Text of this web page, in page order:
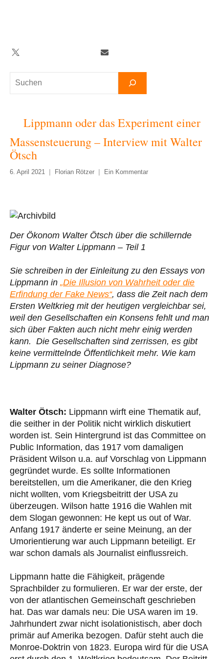
Suchen
Twitter TelegramNewsletter
Lippmann oder das Experiment einer
Massensteuerung – Interview mit Walter
Ötsch
6. April 2021 Florian Rötzer Ein Kommentar
Der Ökonom Walter Ötsch über die schillernde
Figur von Walter Lippmann – Teil 1
Sie schreiben in der Einleitung zu den Essays von
Lippmann in „Die Illusion von Wahrheit oder die
Erfindung der Fake News“, dass die Zeit nach dem
Ersten Weltkrieg mit der heutigen vergleichbar sei,
weil den Gesellschaften ein Konsens fehlt und man
sich über Fakten auch nicht mehr einig werden
kann. Die Gesellschaften sind zerrissen, es gibt
keine vermittelnde Öffentlichkeit mehr. Wie kam
Lippmann zu seiner Diagnose?
Walter Ötsch: Lippmann wirft eine Thematik auf,
die seither in der Politik nicht wirklich diskutiert
worden ist. Sein Hintergrund ist das Committee on
Public Information, das 1917 vom damaligen
Präsident Wilson u.a. auf Vorschlag von Lippmann
gegründet wurde. Es sollte Informationen
bereitstellen, um die Amerikaner, die den Krieg
nicht wollten, vom Kriegsbeitritt der USA zu
überzeugen. Wilson hatte 1916 die Wahlen mit
dem Slogan gewonnen: He kept us out of War.
Anfang 1917 änderte er seine Meinung, an der
Umorientierung war auch Lippmann beteiligt. Er
war schon damals als Journalist einflussreich.
Lippmann hatte die Fähigkeit, prägende
Sprachbilder zu formulieren. Er war der erste, der
von der atlantischen Gemeinschaft geschrieben
hat. Das war damals neu: Die USA waren im 19.
Jahrhundert zwar nicht isolationistisch, aber doch
primär auf Amerika bezogen. Dafür steht auch die
Monroe-Doktrin von 1823. Europa wird für die USA